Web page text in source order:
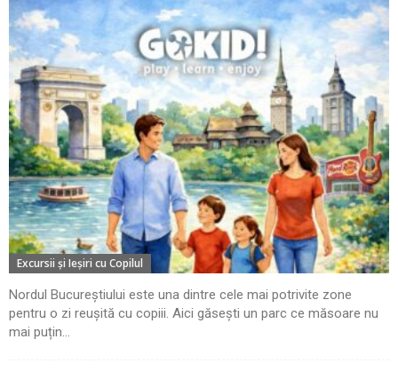
Excursii şi Ieşiri cu Copilul
Nordul Bucureștiului este una dintre cele mai potrivite zone
pentru o zi reușită cu copiii. Aici găsești un parc ce măsoare nu
mai puțin...